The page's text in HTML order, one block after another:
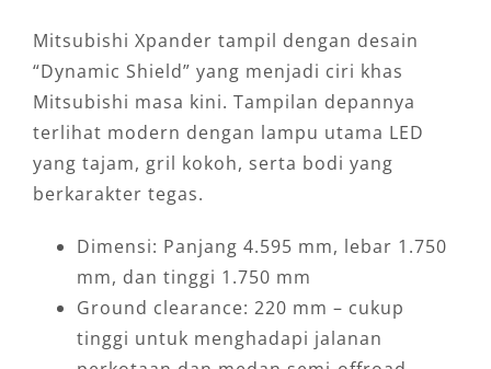
Mitsubishi Xpander tampil dengan desain
“Dynamic Shield” yang menjadi ciri khas
Mitsubishi masa kini. Tampilan depannya
terlihat modern dengan lampu utama LED
yang tajam, gril kokoh, serta bodi yang
berkarakter tegas.
Dimensi: Panjang 4.595 mm, lebar 1.750
mm, dan tinggi 1.750 mm
Ground clearance: 220 mm – cukup
tinggi untuk menghadapi jalanan